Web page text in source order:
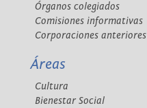
Órganos colegiados
Comisiones informativas
Corporaciones anteriores
Áreas
Cultura
Bienestar Social